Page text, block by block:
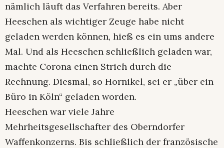
nämlich läuft das Verfahren bereits. Aber
Heeschen als wichtiger Zeuge habe nicht
geladen werden können, hieß es ein ums andere
Mal. Und als Heeschen schließlich geladen war,
machte Corona einen Strich durch die
Rechnung. Diesmal, so Hornikel, sei er „über ein
Büro in Köln“ geladen worden.
Heeschen war viele Jahre
Mehrheitsgesellschafter des Oberndorfer
Waffenkonzerns. Bis schließlich der französische